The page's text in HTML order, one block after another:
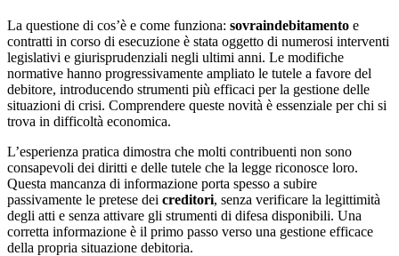
La questione di cos’è e come funziona: sovraindebitamento e
contratti in corso di esecuzione è stata oggetto di numerosi interventi
legislativi e giurisprudenziali negli ultimi anni. Le modifiche
normative hanno progressivamente ampliato le tutele a favore del
debitore, introducendo strumenti più efficaci per la gestione delle
situazioni di crisi. Comprendere queste novità è essenziale per chi si
trova in difficoltà economica.
L’esperienza pratica dimostra che molti contribuenti non sono
consapevoli dei diritti e delle tutele che la legge riconosce loro.
Questa mancanza di informazione porta spesso a subire
passivamente le pretese dei creditori, senza verificare la legittimità
degli atti e senza attivare gli strumenti di difesa disponibili. Una
corretta informazione è il primo passo verso una gestione efficace
della propria situazione debitoria.